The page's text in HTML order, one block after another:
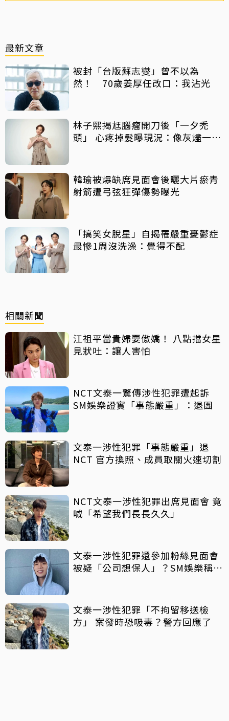
最新文章
被封「台版蘇志燮」曾不以為
然！ 70歲姜厚任改口：我沾光
林子熙揭尪腦瘤開刀後「一夕禿
頭」 心疼掉髮曝現況：像灰燼一直
韓瑜被爆缺席見面會後曬大片瘀青
射箭遭弓弦狂彈傷勢曝光
「搞笑女脫星」自揭罹嚴重憂鬱症
最慘1周沒洗澡：覺得不配
相關新聞
江祖平當貴婦耍傲嬌！ 八點擋女星
見狀吐：讓人害怕
NCT文泰一驚傳涉性犯罪遭起訴
SM娛樂證實「事態嚴重」：退團
文泰一涉性犯罪「事態嚴重」退
NCT 官方換照、成員取關火速切割
NCT文泰一涉性犯罪出席見面會 竟
喊「希望我們長長久久」
文泰一涉性犯罪還參加粉絲見面會
被疑「公司想保人」？SM娛樂稱8
文泰一涉性犯罪「不拘留移送檢
方」 案發時恐吸毒？警方回應了